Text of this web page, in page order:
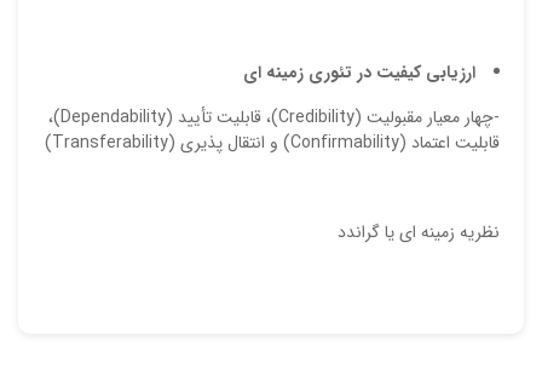
ارزیابی کیفیت در تئوری زمینه ای
-چهار معیار مقبولیت (Credibility)، قابلیت تأیید (Dependability)،
قابلیت اعتماد (Confirmability) و انتقال پذیری (Transferability)
نظریه زمینه ای یا گراندد